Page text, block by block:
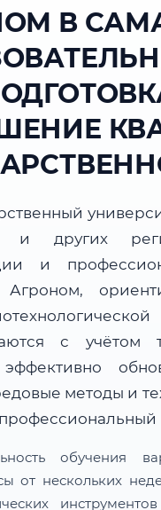
В
и других
и
Агроном,
с
методы и
обучения
от нескольких